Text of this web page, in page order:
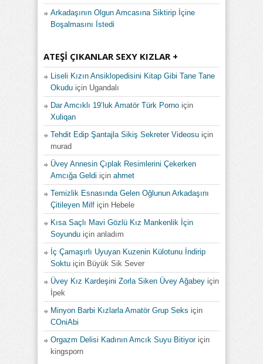
Arkadaşının Olgun Amcasına Siktirip İçine
Boşalmasını İstedi
ATEŞI ÇIKANLAR SEXY KIZLAR +
Liseli Kızın Ansiklopedisini Kitap Gibi Tane Tane
Okudu için Ugandalı
Dar Amcıklı 19’luk Amatör Türk Porno için
Xuliqan
Tehdit Edip Şantajla Sikiş Sekreter Videosu için
murad
Üvey Annesin Çıplak Resimlerini Çekerken
Amcığa Geldi için ahmet
Temizlik Esnasında Gelen Oğlunun Arkadaşını
Çitileyen Milf için Hebele
Kısa Saçlı Mavi Gözlü Kız Mankenlik İçin
Soyundu için anladım
İç Çamaşırlı Uyuyan Kuzenin Külotunu İndirip
Soktu için Büyük Sik Sever
Üvey Kız Kardeşini Zorla Siken Üvey Ağabey için
İpek
Minyon Barbi Kızlarla Amatör Grup Seks için
COniAbi
Orgazm Delisi Kadının Amcık Suyu Bitiyoriçin
kingsporn